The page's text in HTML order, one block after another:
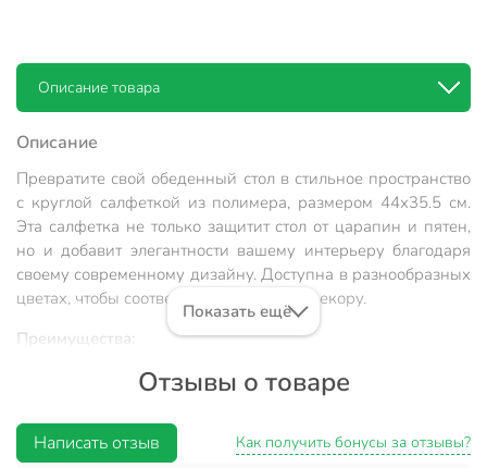
Описание товара
Описание
Превратите свой обеденный стол в стильное пространство
с круглой салфеткой из полимера, размером 44х35.5 см.
Эта салфетка не только защитит стол от царапин и пятен,
но и добавит элегантности вашему интерьеру благодаря
своему современному дизайну. Доступна в разнообразных
цветах, чтобы соответствовать любому декору.
Преимущества:
Универсальный размер: подходит для большинства
Легкость в уходе: достаточно протереть влажной
тряпкой.
Показать ещё
Отзывы о товаре
Написать отзыв Как получить бонусы за отзывы?